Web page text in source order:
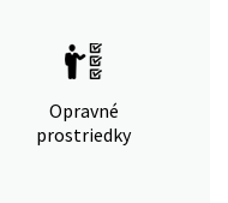
Opravné
prostriedky